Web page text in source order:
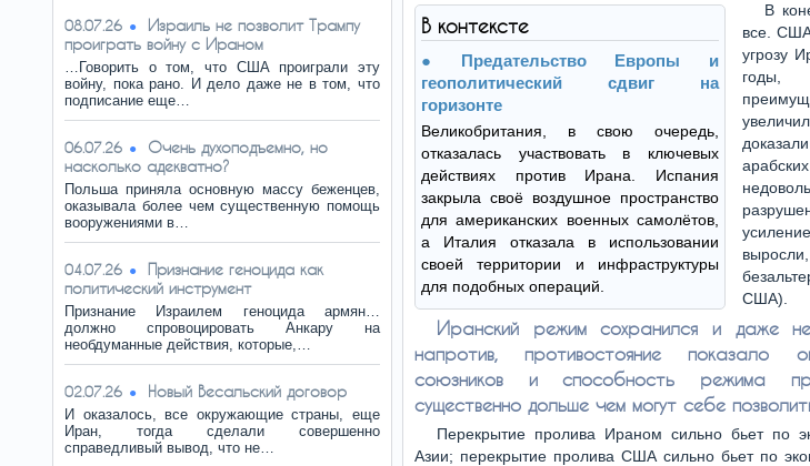
08.07.26
Израиль не позволит Трампу
проиграть войну с Ираном
…Говорить о том, что США проиграли эту
войну, пока рано. И дело даже не в том, что
подписание еще…
06.07.26
Очень духоподъемно, но
насколько адекватно?
Польша приняла основную массу беженцев,
оказывала более чем существенную помощь
вооружениями в…
04.07.26
Признание геноцида как
политический инструмент
Признание Израилем геноцида армян…
должно спровоцировать Анкару на
необдуманные действия, которые,…
02.07.26 Новый Весальский договор
И оказалось, все окружающие страны, еще
Иран, тогда сделали совершенно
справедливый вывод, что не…
В контексте
​​Предательство Европы и
геополитический сдвиг на
горизонте
Великобритания, в свою очередь,
отказалась участвовать в ключевых
действиях против Ирана. Испания
закрыла своё воздушное пространство
для американских военных самолётов,
а Италия отказала в использовании
своей территории и инфраструктуры
для подобных операций.
В
все. США
угрозу
годы,
США).
Иранский режим сохранился и даже не
напротив, противостояние показало
союзников и способность режима
существенно дольше чем могут себе
Перекрытие пролива Ираном сильно бьет по
Азии; перекрытие пролива США сильно бьет по